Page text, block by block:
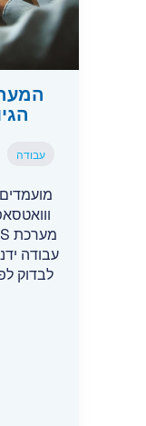
עבודה
עבודה
לבדוק